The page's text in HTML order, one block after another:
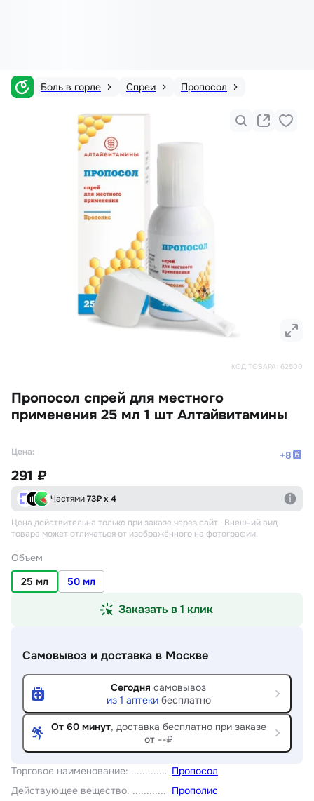
Боль в горле Спреи Пропосол
КОД ТОВАРА: 62500
Пропосол спрей для местного
применения 25 мл 1 шт Алтайвитамины
Торговое наименование:
Пропосол
Действующее вещество:
Прополис
Цена: +8
291 ₽
Частями73₽ х 4
Цена действительна только при заказе через сайт.. Внешний вид
товара может отличаться от изображённого на фотографии.
Объем
25 мл
50 мл
Заказать в 1 клик
Самовывоз и доставка в Москве
Сегодня самовывоз
из 1 аптекибесплатно
От 60 минут, доставка бесплатно при заказе
от --₽